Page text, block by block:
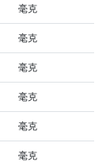
毫克
毫克
毫克
毫克
毫克
毫克